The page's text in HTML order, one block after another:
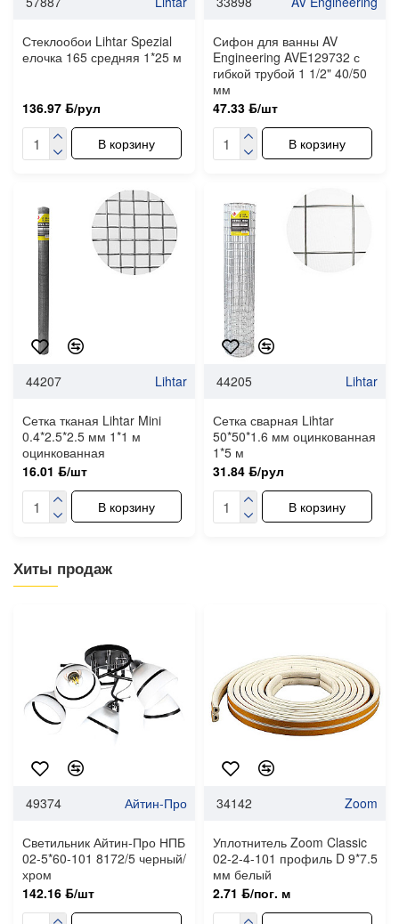
Стеклообои Lihtar Spezial
елочка 165 средняя 1*25 м
136.97 ƃ/рул
В корзину
Сифон для ванны AV
Engineering AVE129732 с
гибкой трубой 1 1/2" 40/50
мм
47.33 ƃ/шт
В корзину
44207 Lihtar
Сетка тканая Lihtar Mini
0.4*2.5*2.5 мм 1*1 м
оцинкованная
16.01 ƃ/шт
В корзину
44205 Lihtar
Сетка сварная Lihtar
50*50*1.6 мм оцинкованная
1*5 м
31.84 ƃ/рул
В корзину
Хиты продаж
49374 Айтин-Про
Светильник Айтин-Про НПБ
02-5*60-101 8172/5 черный/
хром
142.16 ƃ/шт
34142 Zoom
Уплотнитель Zoom Classic
02-2-4-101 профиль D 9*7.5
мм белый
2.71 ƃ/пог. м